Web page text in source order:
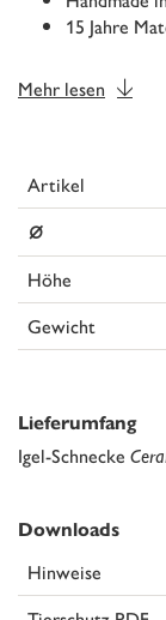
15 Jahre
Mehr lesen
Artikel
⌀
Höhe
Gewicht
Lieferumfang
Igel-Schnecke
Downloads
Hinweise